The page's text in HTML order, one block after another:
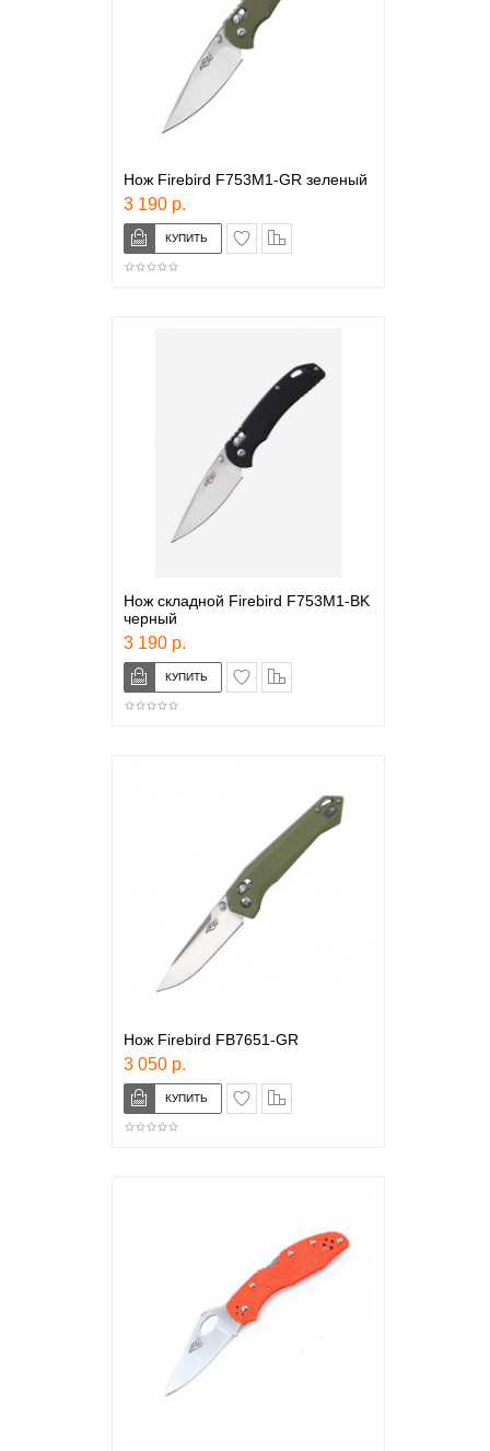
Нож Firebird F753M1-GR зеленый
3 190 р.
в закладки
Нож cкладной Firebird F753M1-BK
черный
3 190 р.
в закладки
Нож Firebird FB7651-GR
3 050 р.
в закладки